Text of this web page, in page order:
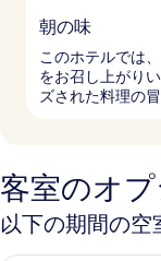
朝の味
このホテルでは
をお召し上がり
ズされた料理の
客室のオ
以下の期間の空